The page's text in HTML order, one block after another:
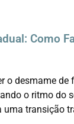
Como
o desmame de
o ritmo do
uma transição